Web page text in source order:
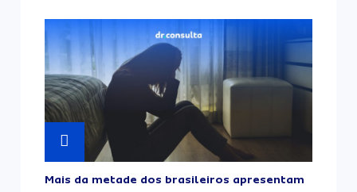
Mais da metade dos brasileiros apresentam